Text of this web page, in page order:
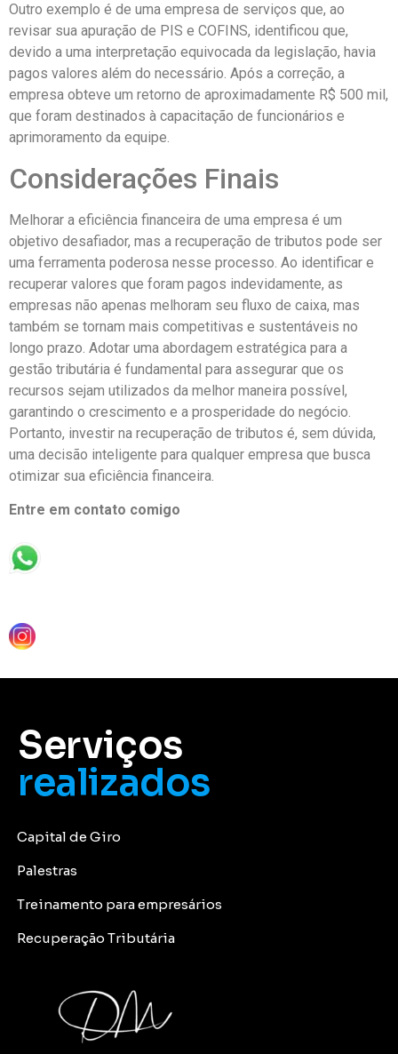
Outro exemplo é de uma empresa de serviços que, ao
revisar sua apuração de PIS e COFINS, identificou que,
devido a uma interpretação equivocada da legislação, havia
pagos valores além do necessário. Após a correção, a
empresa obteve um retorno de aproximadamente R$ 500 mil,
que foram destinados à capacitação de funcionários e
aprimoramento da equipe.
Considerações Finais
Melhorar a eficiência financeira de uma empresa é um
objetivo desafiador, mas a recuperação de tributos pode ser
uma ferramenta poderosa nesse processo. Ao identificar e
recuperar valores que foram pagos indevidamente, as
empresas não apenas melhoram seu fluxo de caixa, mas
também se tornam mais competitivas e sustentáveis no
longo prazo. Adotar uma abordagem estratégica para a
gestão tributária é fundamental para assegurar que os
recursos sejam utilizados da melhor maneira possível,
garantindo o crescimento e a prosperidade do negócio.
Portanto, investir na recuperação de tributos é, sem dúvida,
uma decisão inteligente para qualquer empresa que busca
otimizar sua eficiência financeira.
Entre em contato comigo
Serviços
realizados
Capital de Giro
Palestras
Treinamento para empresários
Recuperação Tributária